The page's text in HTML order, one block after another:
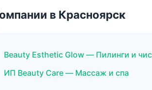
в Красноярск
Beauty Esthetic Glow — Пилинги и
ИП Beauty Care — Массаж и спа